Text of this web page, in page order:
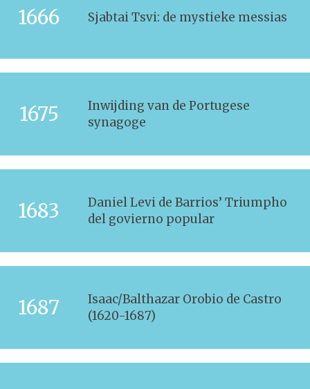
1666 Sjabtai Tsvi: de mystieke messias
1675
Inwijding van de Portugese
synagoge
1683
Daniel Levi de Barrios’ Triumpho
del govierno popular
1687
Isaac/Balthazar Orobio de Castro
(1620-1687)